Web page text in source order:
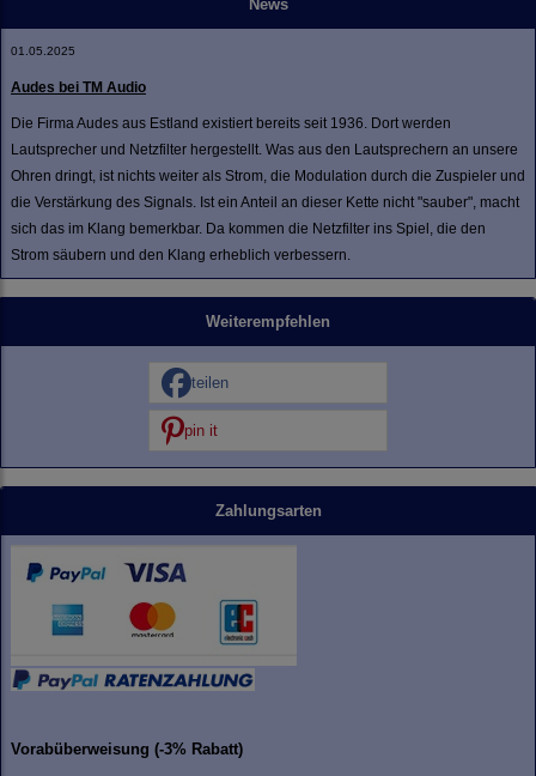
News
01.05.2025
Audes bei TM Audio
Die Firma Audes aus Estland existiert bereits seit 1936. Dort werden
Lautsprecher und Netzfilter hergestellt. Was aus den Lautsprechern an unsere
Ohren dringt, ist nichts weiter als Strom, die Modulation durch die Zuspieler und
die Verstärkung des Signals. Ist ein Anteil an dieser Kette nicht "sauber", macht
sich das im Klang bemerkbar. Da kommen die Netzfilter ins Spiel, die den
Strom säubern und den Klang erheblich verbessern.
Weiterempfehlen
teilen
pin it
Zahlungsarten
Vorabüberweisung (-3% Rabatt)